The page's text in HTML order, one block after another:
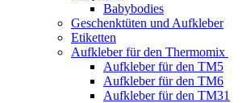
Babybodies
Geschenktüten und Aufkleber
Etiketten
Aufkleber für den Thermomix
Aufkleber für den TM5
Aufkleber für den TM6
Aufkleber für den TM31